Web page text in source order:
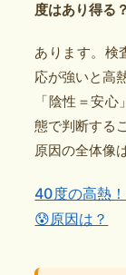
度はあり得る？
あります。検
応が強いと高
「陰性＝安
態で判断する
原因の全体像
40度の高熱
😰原因は？